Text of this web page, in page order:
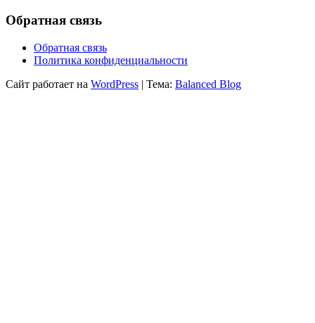
Обратная связь
Обратная связь
Политика конфиденциальности
Сайт работает на WordPress | Тема: Balanced Blog